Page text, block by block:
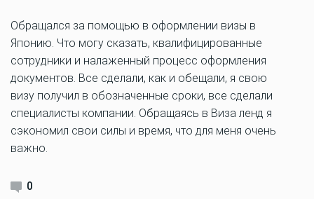
Обращался за помощью в оформлении визы в
Японию. Что могу сказать, квалифицированные
сотрудники и налаженный процесс оформления
документов. Все сделали, как и обещали, я свою
визу получил в обозначенные сроки, все сделали
специалисты компании. Обращаясь в Виза ленд я
сэкономил свои силы и время, что для меня очень
важно.
0